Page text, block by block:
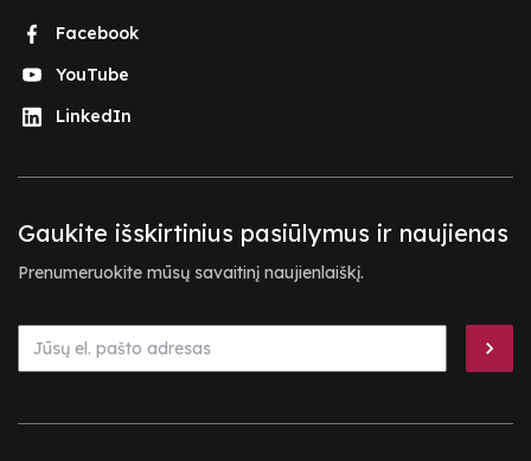
Facebook
YouTube
LinkedIn
Gaukite išskirtinius pasiūlymus ir naujienas
Prenumeruokite mūsų savaitinį naujienlaiškį.